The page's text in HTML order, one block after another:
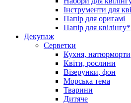
Інструменти для
Папір для оригамі
Папір для квілінгу*
Декупаж
Серветки
Кухня, натюрморти
Квіти, рослини
Візерунки, фон
Морська тема
Тварини
Дитяче